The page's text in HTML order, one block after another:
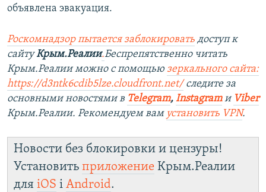
объявлена эвакуация.
Роскомнадзор пытается заблокировать доступ к
сайтуКрым.Реалии.Беспрепятственно читать
Крым.Реалии можно с помощью зеркального сайта:
https://d3ntk6cdib5lze.cloudfront.net/следите за
основными новостями в Telegram, Instagramи Viber
Крым.Реалии. Рекомендуем вам установить VPN.
Новости без блокировки и цензуры!
Установить приложение Крым.Реалии
для iOS і Android.